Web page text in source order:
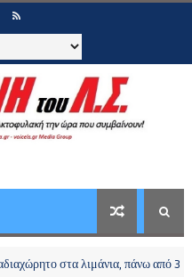
στα λιμάνια, πάνω από 34.000